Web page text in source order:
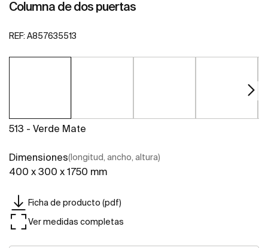
Columna de dos puertas
REF: A857635513
513 - Verde Mate
Dimensiones(longitud, ancho, altura)
400 x 300 x 1750 mm
Ficha de producto (pdf)
Ver medidas completas